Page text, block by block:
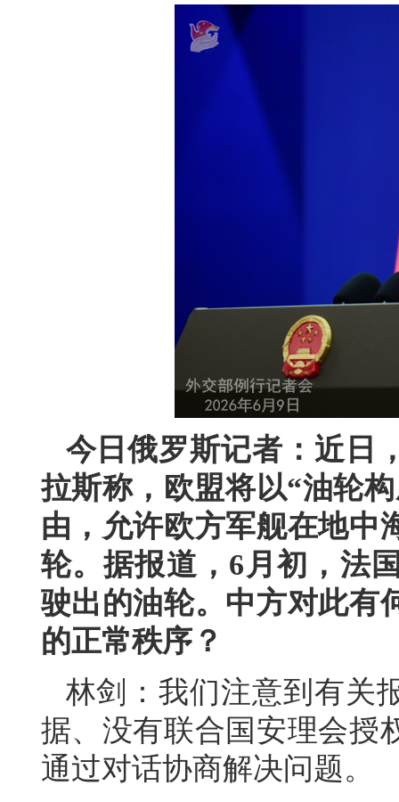
今日俄罗斯记者：近日
拉斯称，欧盟将以“油轮
由，允许欧方军舰在地中
轮。据报道，6月初，法
驶出的油轮。中方对此有
的正常秩序？
林剑：我们注意到有关
据、没有联合国安理会授
通过对话协商解决问题。